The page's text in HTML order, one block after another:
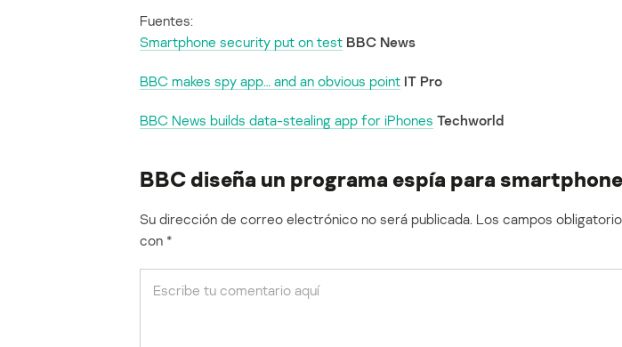
Fuentes:
Smartphone security put on test BBC News
BBC makes spy app… and an obvious point IT Pro
BBC News builds data-stealing app for iPhones Techworld
BBC diseña un programa espía para
Su dirección de correo electrónico no será publicada. Los campos
con *